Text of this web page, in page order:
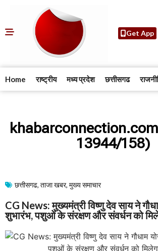
Get App
Home राष्ट्रीय मध्य प्रदेश छत्तीसगढ
13944/158)
छत्तीसगढ, ताजा खबर, मुख्य समाचार​
CG News: मुख्यमंत्री विष्णु देव साय ने
शुभारंभ, पशुओं के संरक्षण और संवर्धन को